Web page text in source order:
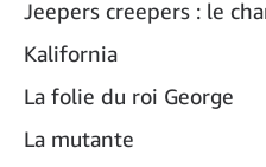
Jeepers creepers : le
Kalifornia
La folie du roi George
La mutante